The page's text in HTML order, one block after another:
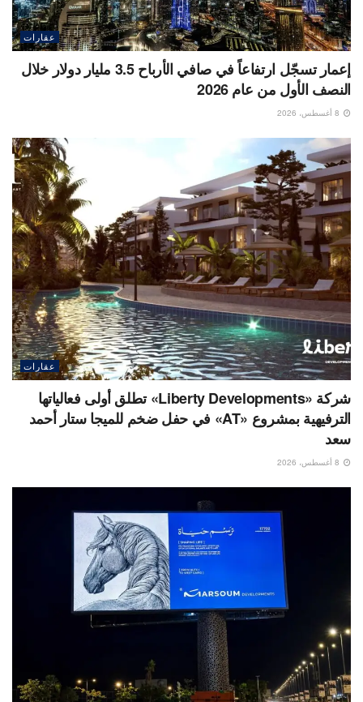
عقارات
إعمار تسجّل ارتفاعاً في صافي الأرباح 3.5 مليار دولار خلال
النصف الأول من عام 2026
عقارات
شركة «Liberty Developments» تطلق أولى فعالياتها
الترفيهية بمشروع «AT» في حفل ضخم للميجا ستار أحمد
سعد